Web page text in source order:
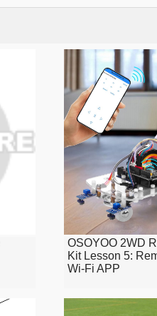
OSOYOO 2WD
Kit Lesson 5:
Wi-Fi APP